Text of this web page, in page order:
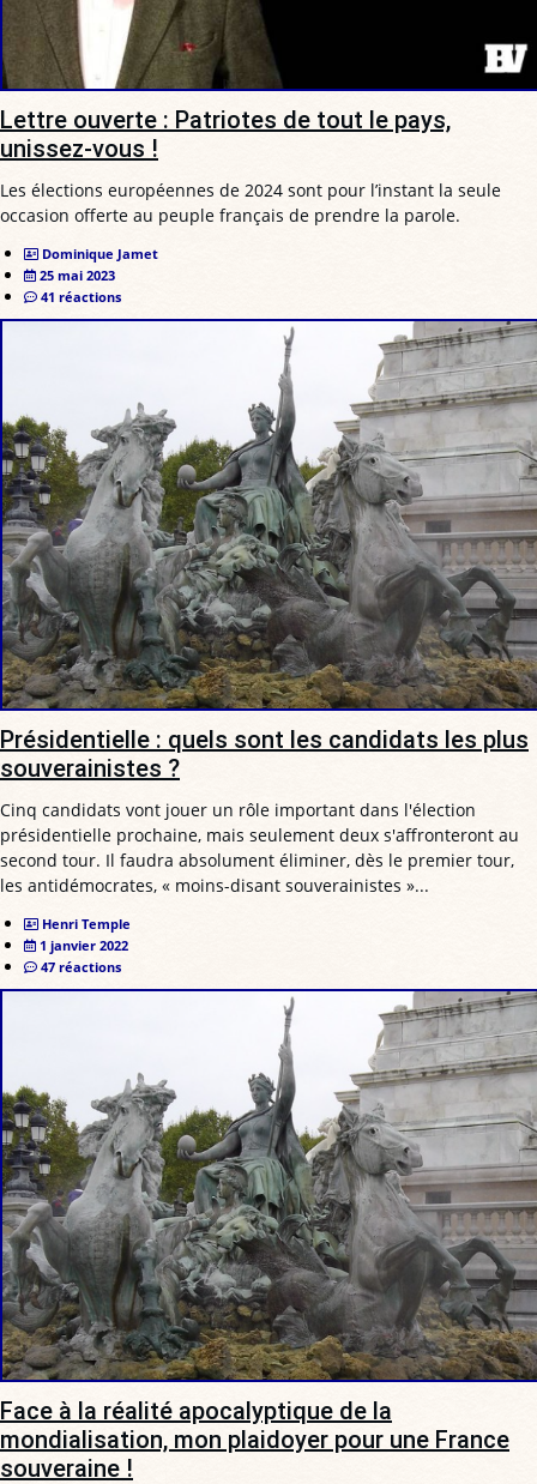
Lettre ouverte : Patriotes de tout le pays,
unissez-vous !
Les élections européennes de 2024 sont pour l’instant la seule
occasion offerte au peuple français de prendre la parole.
Dominique Jamet
25 mai 2023
41 réactions
Présidentielle : quels sont les candidats les plus
souverainistes ?
Cinq candidats vont jouer un rôle important dans l'élection
présidentielle prochaine, mais seulement deux s'affronteront au
second tour. Il faudra absolument éliminer, dès le premier tour,
les antidémocrates, « moins-disant souverainistes »...
Henri Temple
1 janvier 2022
47 réactions
Face à la réalité apocalyptique de la
mondialisation, mon plaidoyer pour une France
souveraine !